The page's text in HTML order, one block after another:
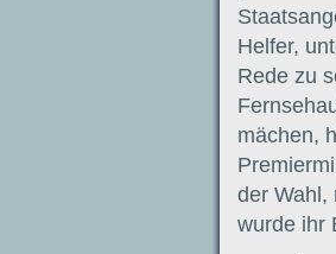
Helfer,
Rede zu
mächen,
der Wahl,
wurde ihr